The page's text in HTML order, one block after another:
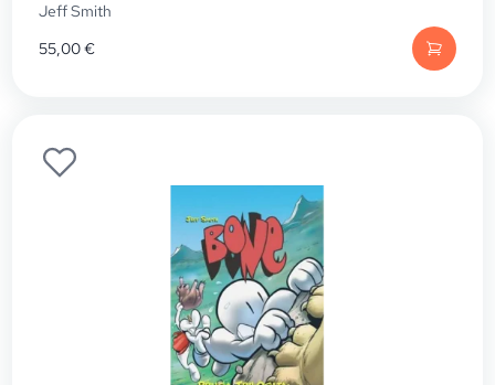
Jeff Smith
55,00€